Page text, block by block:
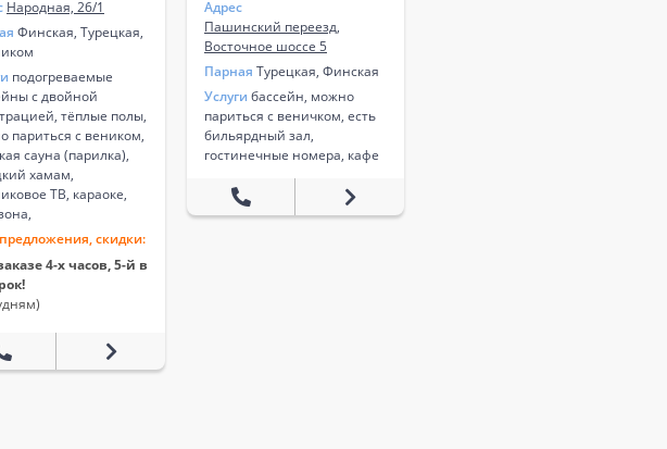
Народная, 26/1
Финская, Турецкая,
подогреваемые
с двойной
тёплые полы,
париться с веником,
сауна (парилка),
хамам,
ТВ, караоке,
скидки:
4-х часов, 5-й в
Адрес
Пашинский переезд,
Восточное шоссе 5
Парная Турецкая, Финская
Услуги бассейн, можно
париться с веничком, есть
бильярдный зал,
гостинечные номера, кафе